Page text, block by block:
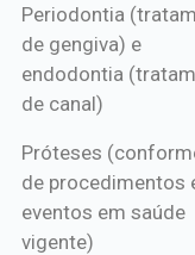
Periodontia
de gengiva) e
endodontia
de canal)
Próteses
de procedimentos
eventos em saúde
vigente)